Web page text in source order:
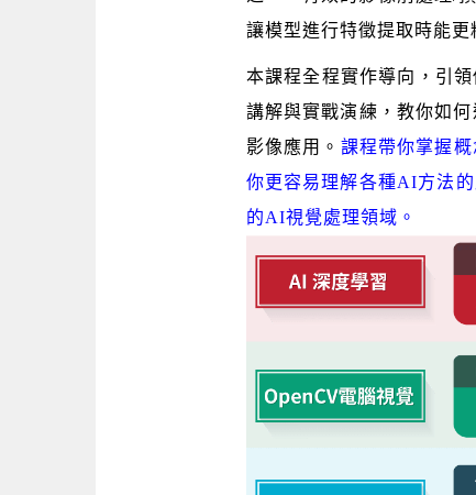
讓模型進行特徵提取時能
本課程全程實作導向，引
講解與實戰演練，教你如
影像應用。 課程帶你掌握概
你更容易理解各種AI方法
的AI視覺處理領域。